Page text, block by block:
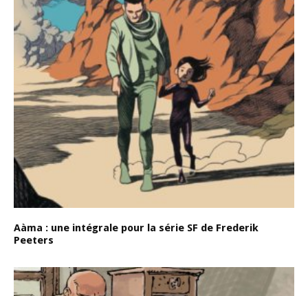
Aàma : une intégrale pour la série SF de Frederik
Peeters